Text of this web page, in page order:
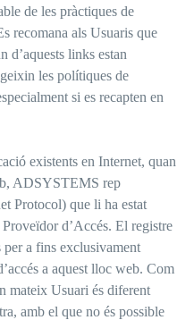
de les pràctiques de
recomana als Usuaris que
d’aquests links estan
les polítiques de
si es recapten en
existents en Internet, quan
ADSYSTEMS rep
Protocol) que li ha estat
d’Accés. El registre
per a fins exclusivament
a aquest lloc web. Com
mateix Usuari és diferent
amb el que no és possible